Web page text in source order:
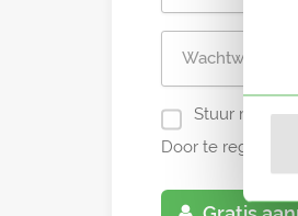
Stuur mij
Door te